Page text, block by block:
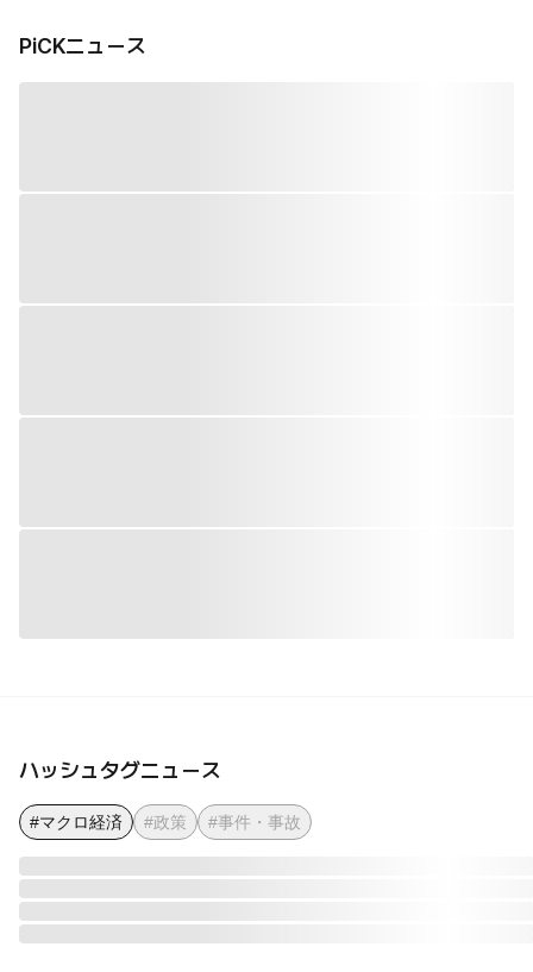
PiCKニュース
ハッシュタグニュース
#マクロ経済 #政策 #事件・事故